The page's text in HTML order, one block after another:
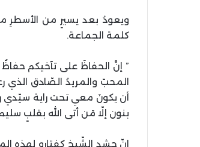
ويعودُ بعد يسيرٍ من الأسطرِ
كلمة الجماعة.
” إنَّ الحفاظَ على تآخيكم
المحبّ والمريدُ الصّادق الذي
أن يكونَ معي تحت راية سيّدي
بنون إلّا مَن أتى الله بقلبٍ
إنّ حشد الشّيخ كفتارو لهذه